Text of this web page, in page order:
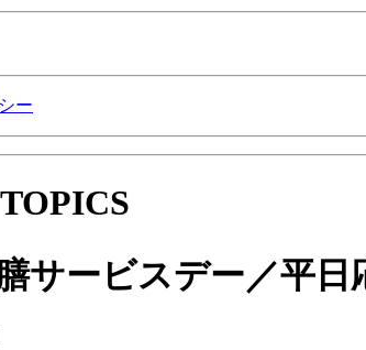
ー
サービスデー／平